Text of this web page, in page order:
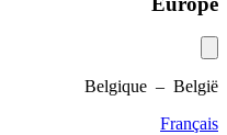
Belgique – België
Français